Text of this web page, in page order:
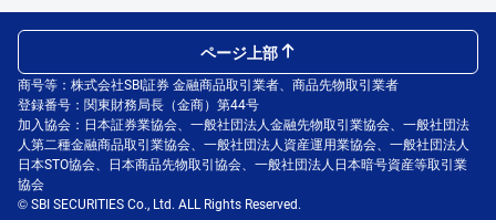
商号等：株式会社SBI証券 金融商品取引業者、商品先物取引業者
登録番号：関東財務局長（金商）第44号
加入協会：日本証券業協会、一般社団法人金融先物取引業協会、一般社団法
人第二種金融商品取引業協会、一般社団法人資産運用業協会、一般社団法人
日本STO協会、日本商品先物取引協会、一般社団法人日本暗号資産等取引業
協会
© SBI SECURITIES Co., Ltd. ALL Rights Reserved.
ページ上部